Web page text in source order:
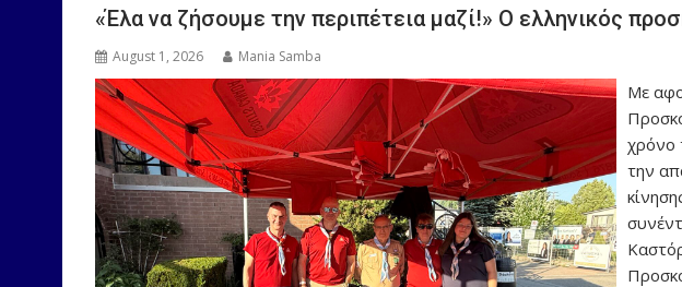
«Έλα να ζήσουμε την περιπέτεια μαζί!» Ο ελληνικός
August 1, 2026 Mania Samba
Με
χρόνο
την